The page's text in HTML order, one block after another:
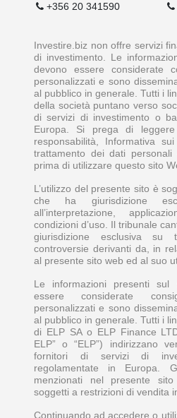
+356 20 341590
Investire.biz non offre servizi
di investimento. Le
devono essere considerate
personalizzati e sono
al pubblico in generale. Tutti i
della società puntano verso
di servizi di investimento o
Europa. Si prega di
responsabilità, Informativa
trattamento dei dati
prima di utilizzare questo sito
L’utilizzo del presente sito è
che ha giurisdizione
all’interpretazione,
condizioni d’uso. Il tribunale
giurisdizione esclusiva
controversie derivanti da, in
al presente sito web ed al suo
Le informazioni presenti
essere considerate
personalizzati e sono
al pubblico in generale. Tutti i
di ELP SA o ELP Finance
ELP” o “ELP”) indirizzano
fornitori di servizi di
regolamentate in Europa.
menzionati nel presente
soggetti a restrizioni di vendita
Continuando ad accedere o